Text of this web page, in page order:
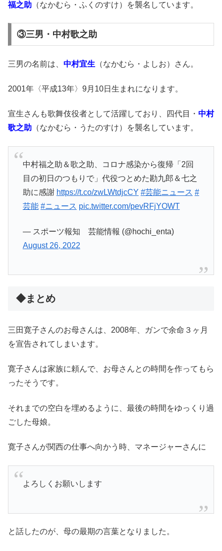
福之助 （なかむら・ふくのすけ）を襲名しています。
③三男・中村歌之助
三男の名前は、 中村宜生 （なかむら・よしお）さん。
2001年〈平成13年〉9月10日生まれになります。
宣生さんも歌舞伎役者として活躍しており、四代目・ 中村
歌之助 （なかむら・うたのすけ）を襲名しています。
中村福之助＆歌之助、コロナ感染から復帰「2回
目の初日のつもりで」代役つとめた勘九郎＆七之
助に感謝 https://t.co/zwLWtdjcCY #芸能ニュース #
芸能 #ニュース pic.twitter.com/pevRFjYOWT
— スポーツ報知 芸能情報 (@hochi_enta)
August 26, 2022
◆まとめ
三田寛子さんのお母さんは、2008年、ガンで余命３ヶ月
を宣告されてしまいます。
寛子さんは家族に頼んで、お母さんとの時間を作ってもら
ったそうです。
それまでの空白を埋めるように、最後の時間をゆっくり過
ごした母娘。
寛子さんが関西の仕事へ向かう時、マネージャーさんに
よろしくお願いします
と話したのが、母の最期の言葉となりました。